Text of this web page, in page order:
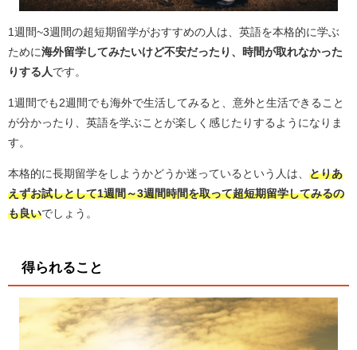
1週間~3週間の超短期留学がおすすめの人は、英語を本格的に学ぶ
ために海外留学してみたいけど不安だったり、時間が取れなかった
りする人 です。
1週間でも2週間でも海外で生活してみると、意外と生活できること
が分かったり、英語を学ぶことが楽しく感じたりするようになりま
す。
本格的に長期留学をしようかどうか迷っているという人は、 とりあ
えずお試しとして1週間～3週間時間を取って超短期留学してみるの
も良いでしょう。
得られること